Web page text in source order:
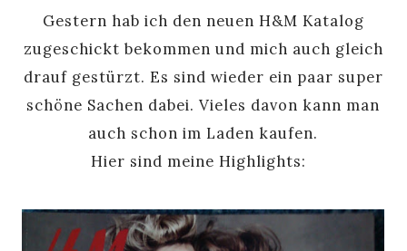
Gestern hab ich den neuen H&M Katalog
zugeschickt bekommen und mich auch gleich
drauf gestürzt. Es sind wieder ein paar super
schöne Sachen dabei. Vieles davon kann man
auch schon im Laden kaufen.
Hier sind meine Highlights: